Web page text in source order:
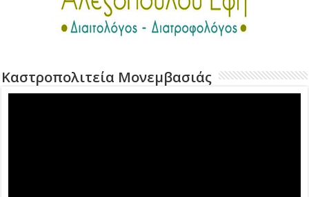
Καστροπολιτεία Μονεμβασιάς